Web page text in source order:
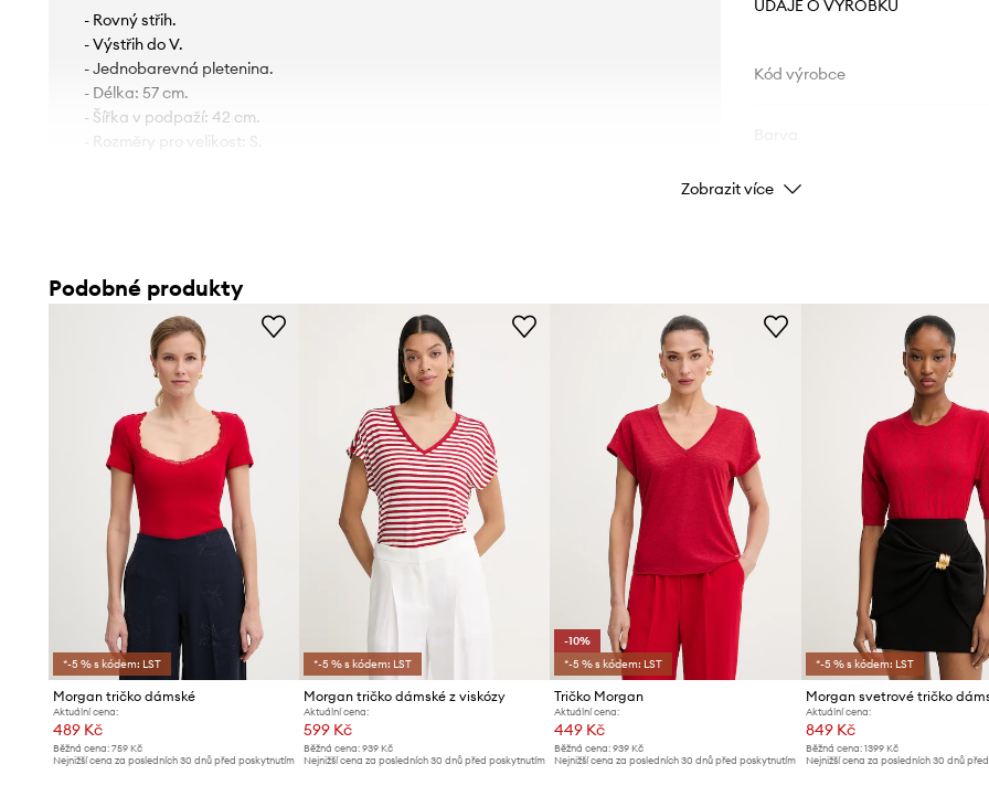
- Rovný střih.
- Výstřih do V.
- Jednobarevná pletenina.
- Délka: 57 cm.
- Šířka v podpaží: 42 cm.
- Rozměry pro velikost: S.
ÚDAJE O VÝROBKU
Kód výrobce
Značka
ID produktu
Zobrazit více
Podobné produkty
*-5 % s kódem: LST
Morgan tričko dámské
Aktuální cena:
489 Kč
Běžná cena: 759 Kč
Nejnižší cena za posledních 30 dnů před poskytnutím
*-5 % s kódem: LST
Morgan tričko dámské z viskózy
Aktuální cena:
599 Kč
Běžná cena:939 Kč
Nejnižší cena za posledních 30 dnů před poskytnutím
-10%
*-5 % s kódem: LST
Tričko Morgan
Aktuální cena:
449 Kč
Běžná cena: 939 Kč
Nejnižší cena za posledních 30 dnů před poskytnutím
*-5 % s kódem: LST
Aktuální cena:
849 Kč
Běžná cena: 1399 Kč
Nejnižší cena za posledních 30 dnů